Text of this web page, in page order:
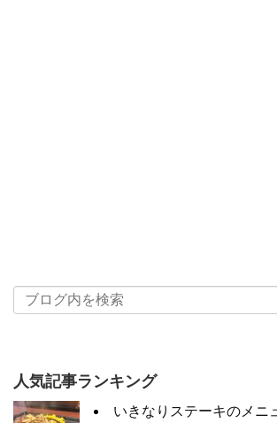
人気記事ランキング
いきなりステーキのメニ